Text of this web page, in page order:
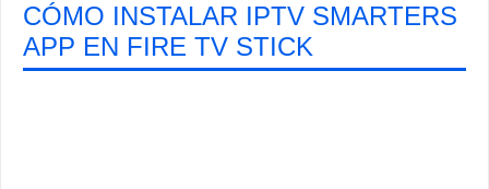
CÓMO INSTALAR IPTV SMARTERS
APP EN FIRE TV STICK